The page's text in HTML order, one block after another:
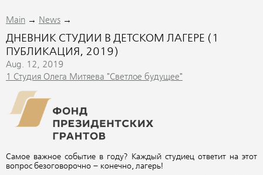
Main → News →
ДНЕВНИК СТУДИИ В ДЕТСКОМ ЛАГЕРЕ (1
ПУБЛИКАЦИЯ, 2019)
Aug. 12, 2019
1 Студия Олега Митяева "Светлое будущее"
Самое важное событие в году? Каждый студиец ответит на этот
вопрос безоговорочно – конечно, лагерь!